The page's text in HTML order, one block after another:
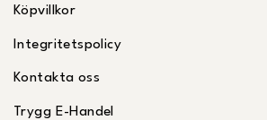
Köpvillkor
Integritetspolicy
Kontakta oss
Trygg E-Handel